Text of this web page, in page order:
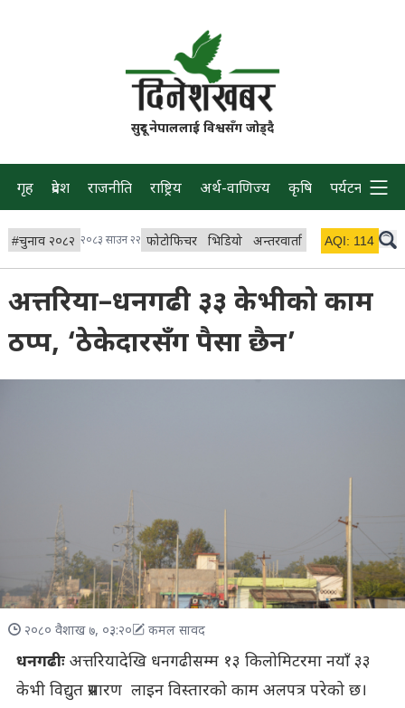
सुदूर नेपाललाई विश्वसँग जोड्दै
गृह प्रदेश राजनीति राष्ट्रिय अर्थ-वाणिज्य कृषि पर्यटन प्रवास
#चुनाव २०८२ २०८३ साउन २२ फोटोफिचर भिडियो अन्तरवार्ता विचार/ब्लग
AQI: 114
अत्तरिया–धनगढी ३३ केभीको काम
ठप्प, ‘ठेकेदारसँग पैसा छैन’
२०८० वैशाख ७, ०३:२० कमल सावद
धनगढीःअत्तरियादेखि धनगढीसम्म १३ किलोमिटरमा नयाँ ३३
केभी विद्युत प्रसारण लाइन विस्तारको काम अलपत्र परेको छ।